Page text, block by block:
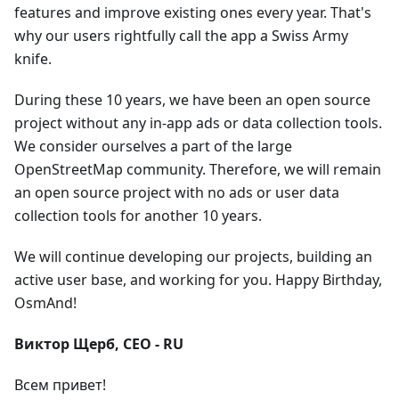
features and improve existing ones every year. That's
why our users rightfully call the app a Swiss Army
knife.
During these 10 years, we have been an open source
project without any in-app ads or data collection tools.
We consider ourselves a part of the large
OpenStreetMap community. Therefore, we will remain
an open source project with no ads or user data
collection tools for another 10 years.
We will continue developing our projects, building an
active user base, and working for you. Happy Birthday,
OsmAnd!
Виктор Щерб, CEO - RU
Всем привет!